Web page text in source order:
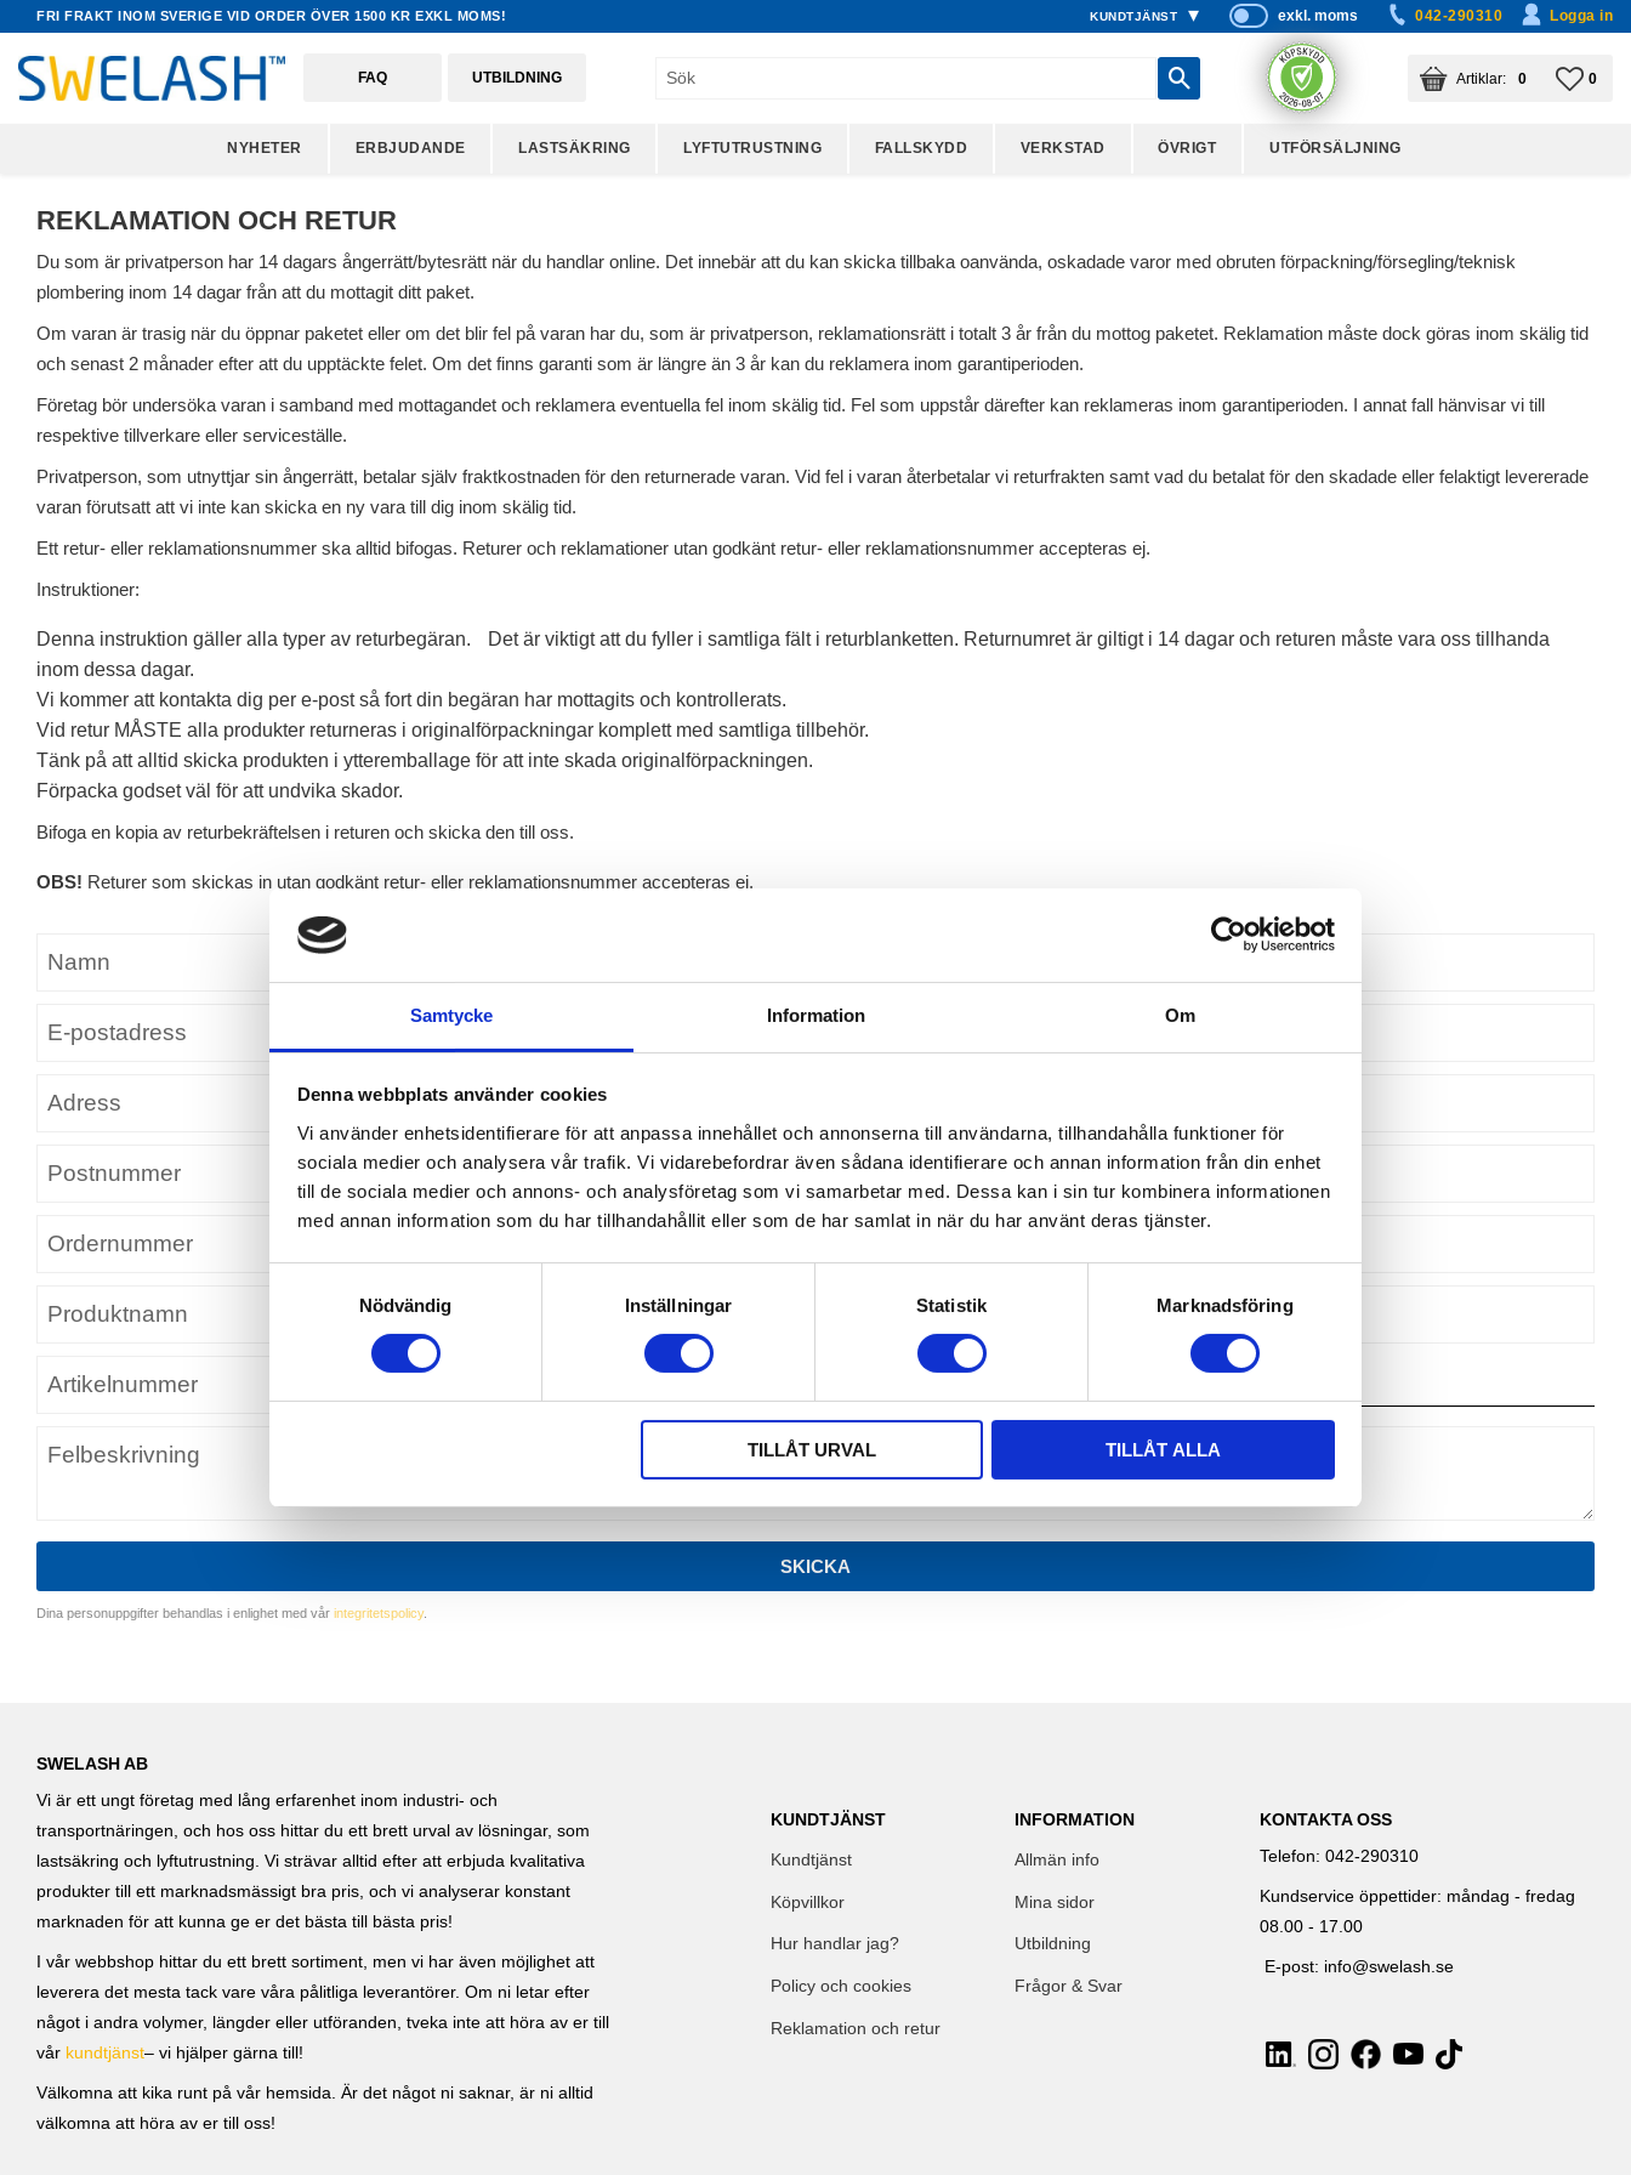
Samtycke Information Om
Denna webbplats använder cookies
Vi använder enhetsidentifierare för att anpassa innehållet och annonserna till användarna, tillhandahålla funktioner för
sociala medier och analysera vår trafik. Vi vidarebefordrar även sådana identifierare och annan information från din enhet
till de sociala medier och annons- och analysföretag som vi samarbetar med. Dessa kan i sin tur kombinera informationen
med annan information som du har tillhandahållit eller som de har samlat in när du har använt deras tjänster.
s
v
l
Nödvändig Inställningar Statistik Marknadsföring
TILLÅT URVAL TILLÅT ALLA
FRI FRAKT INOM SVERIGE VID ORDER ÖVER 1500 KR EXKL MOMS! KUNDTJÄNST
P
exkl. moms 042-290310 Logga in
FAQ UTBILDNING 0
KUNDVAGN
ANTAL PRODUKTER:
0
NYHETER ERBJUDANDE LASTSÄKRING LYFTUTRUSTNING FALLSKYDD VERKSTAD ÖVRIGT UTFÖRSÄLJNING
REKLAMATION OCH RETUR
Du som är privatperson har 14 dagars ångerrätt/bytesrätt när du handlar online. Det innebär att du kan skicka tillbaka oanvända, oskadade varor med obruten förpackning/försegling/teknisk
plombering inom 14 dagar från att du mottagit ditt paket.
Om varan är trasig när du öppnar paketet eller om det blir fel på varan har du, som är privatperson, reklamationsrätt i totalt 3 år från du mottog paketet. Reklamation måste dock göras inom skälig tid
och senast 2 månader efter att du upptäckte felet. Om det finns garanti som är längre än 3 år kan du reklamera inom garantiperioden.
Företag bör undersöka varan i samband med mottagandet och reklamera eventuella fel inom skälig tid. Fel som uppstår därefter kan reklameras inom garantiperioden. I annat fall hänvisar vi till
respektive tillverkare eller serviceställe.
Privatperson, som utnyttjar sin ångerrätt, betalar själv fraktkostnaden för den returnerade varan. Vid fel i varan återbetalar vi returfrakten samt vad du betalat för den skadade eller felaktigt levererade
varan förutsatt att vi inte kan skicka en ny vara till dig inom skälig tid.
Ett retur- eller reklamationsnummer ska alltid bifogas. Returer och reklamationer utan godkänt retur- eller reklamationsnummer accepteras ej.
Instruktioner:
Denna instruktion gäller alla typer av returbegäran. Det är viktigt att du fyller i samtliga fält i returblanketten. Returnumret är giltigt i 14 dagar och returen måste vara oss tillhanda
inom dessa dagar.
Vi kommer att kontakta dig per e-post så fort din begäran har mottagits och kontrollerats.
Vid retur MÅSTE alla produkter returneras i originalförpackningar komplett med samtliga tillbehör.
Tänk på att alltid skicka produkten i ytteremballage för att inte skada originalförpackningen.
Förpacka godset väl för att undvika skador.
Bifoga en kopia av returbekräftelsen i returen och skicka den till oss.
OBS! Returer som skickas in utan godkänt retur- eller reklamationsnummer accepteras ej.
SKICKA
Dina personuppgifter behandlas i enlighet med vår integritetspolicy.
SWELASH AB
Vi är ett ungt företag med lång erfarenhet inom industri- och
transportnäringen, och hos oss hittar du ett brett urval av lösningar, som
lastsäkring och lyftutrustning. Vi strävar alltid efter att erbjuda kvalitativa
produkter till ett marknadsmässigt bra pris, och vi analyserar konstant
marknaden för att kunna ge er det bästa till bästa pris!
I vår webbshop hittar du ett brett sortiment, men vi har även möjlighet att
leverera det mesta tack vare våra pålitliga leverantörer. Om ni letar efter
något i andra volymer, längder eller utföranden, tveka inte att höra av er till
vår kundtjänst– vi hjälper gärna till!
Välkomna att kika runt på vår hemsida. Är det något ni saknar, är ni alltid
välkomna att höra av er till oss!
KUNDTJÄNST
Kundtjänst
Köpvillkor
Hur handlar jag?
Policy och cookies
Reklamation och retur
INFORMATION
Allmän info
Mina sidor
Utbildning
Frågor & Svar
KONTAKTA OSS
Telefon: 042-290310
Kundservice öppettider: måndag - fredag
08.00 - 17.00
E-post: info@swelash.se